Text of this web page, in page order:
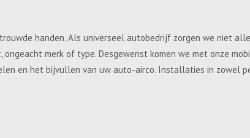
handen. Als universeel autobedrijf zorgen we niet
merk of type. Desgewenst komen we met onze
en het bijvullen van uw auto-airco. Installaties in zowel